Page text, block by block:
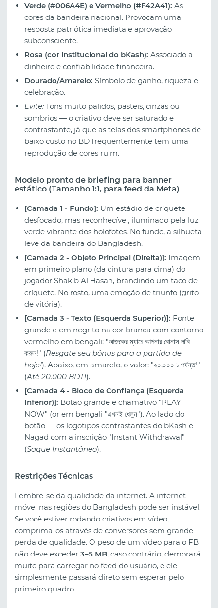
Verde (#006A4E) e Vermelho (#F42A41): As
cores da bandeira nacional. Provocam uma
resposta patriótica imediata e aprovação
subconsciente.
Rosa (cor institucional do bKash): Associado a
dinheiro e confiabilidade financeira.
Dourado/Amarelo: Símbolo de ganho, riqueza e
celebração.
Evite: Tons muito pálidos, pastéis, cinzas ou
sombrios — o criativo deve ser saturado e
contrastante, já que as telas dos smartphones de
baixo custo no BD frequentemente têm uma
reprodução de cores ruim.
Modelo pronto de briefing para banner
estático (Tamanho 1:1, para feed da Meta)
[Camada 1 - Fundo]: Um estádio de críquete
desfocado, mas reconhecível, iluminado pela luz
verde vibrante dos holofotes. No fundo, a silhueta
leve da bandeira do Bangladesh.
[Camada 2 - Objeto Principal (Direita)]: Imagem
em primeiro plano (da cintura para cima) do
jogador Shakib Al Hasan, brandindo um taco de
críquete. No rosto, uma emoção de triunfo (grito
de vitória).
[Camada 3 - Texto (Esquerda Superior)]: Fonte
grande e em negrito na cor branca com contorno
vermelho em bengali: "আজকের ম্যাচে আপনার বোনাস দাবি
করুন!" (Resgate seu bônus para a partida de
hoje!). Abaixo, em amarelo, o valor: "২০,০০০ ৳ পর্যন্ত!"
(Até 20.000 BDT!).
[Camada 4 - Bloco de Confiança (Esquerda
Inferior)]: Botão grande e chamativo "PLAY
NOW" (or em bengali "এখনই খেলুন"). Ao lado do
botão — os logotipos contrastantes do bKash e
Nagad com a inscrição "Instant Withdrawal"
(Saque Instantâneo).
Restrições Técnicas
Lembre-se da qualidade da internet. A internet
móvel nas regiões do Bangladesh pode ser instável.
Se você estiver rodando criativos em vídeo,
comprima-os através de conversores sem grande
perda de qualidade. O peso de um vídeo para o FB
não deve exceder 3–5 MB, caso contrário, demorará
muito para carregar no feed do usuário, e ele
simplesmente passará direto sem esperar pelo
primeiro quadro.